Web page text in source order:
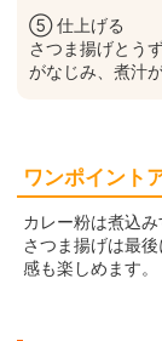
⑤ 仕上げる
さつま揚げとう
がなじみ、煮汁
ワンポイント
カレー粉は煮込
さつま揚げは最
感も楽しめます。